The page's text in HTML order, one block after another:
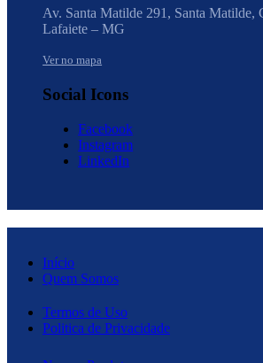
Av. Santa Matilde 291, Santa Matilde,
Lafaiete – MG
Ver no mapa
Social Icons
Facebook
Instagram
LinkedIn
Início
Quem Somos
Termos de Uso
Politica de Privacidade